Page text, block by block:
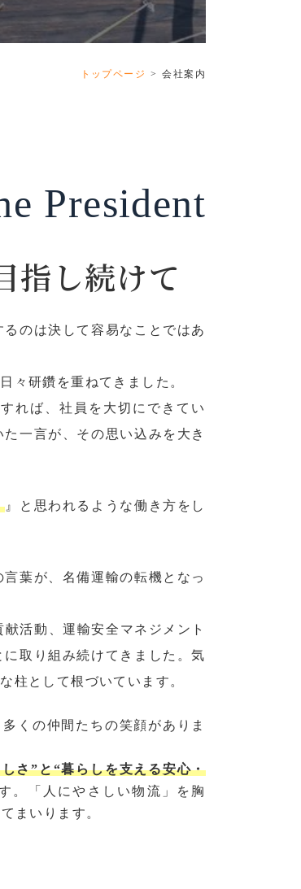
トップページ 会社案内
President
指し続けて
のは決して容易なことではあ
々研鑽を重ねてきました。
れば、社員を大切にできてい
一言が、その思い込みを大き
』と思われるような働き方をし
葉が、名備運輸の転機となっ
活動、運輸安全マネジメント
取り組み続けてきました。気
柱として根づいています。
くの仲間たちの笑顔がありま
さ”と“暮らしを支える安心・
。「人にやさしい物流」を胸
まいります。